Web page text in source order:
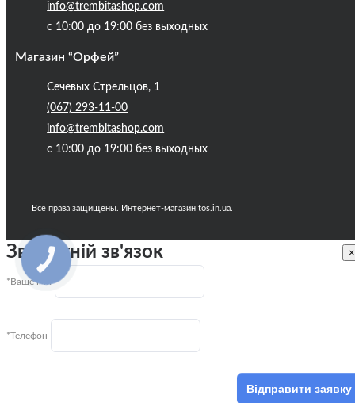
Бренди
Блог
info@trembitashop.com
с 10:00 до 19:00 без выходных
Магазин “Орфей”
Сечевых Стрельцов, 1
(067) 293-11-00
info@trembitashop.com
с 10:00 до 19:00 без выходных
Все права защищены. Интернет-магазин tos.in.ua.
Зворотній зв'язок ×
*Ваше ім'я
*Телефон
Відправити заявку
КНОПКА
ЗВ'ЯЗКУ